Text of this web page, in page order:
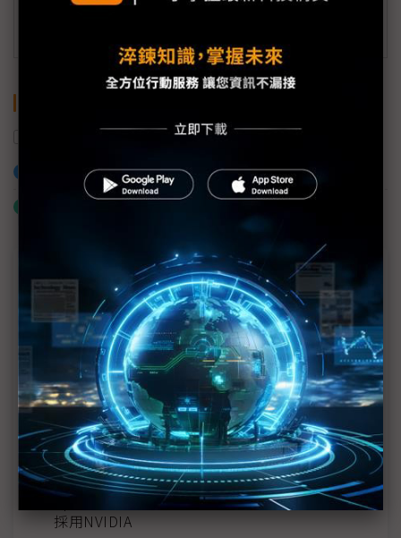
電動車
加入已選取到「關鍵字追蹤」
近７天熱門報導
MLCC訂單過熱、出貨比創高 村田示警全球AI基
建熱潮將趨緩
2027全年記憶體產能提前售罄 買家「祕而不
宣」只怕買不夠
英特爾EMIB良率達標 聯發科第2代ASIC產品
2028準時量產
SpaceX晶片採購大轉向 Elon Musk捨超微全面
採用NVIDIA